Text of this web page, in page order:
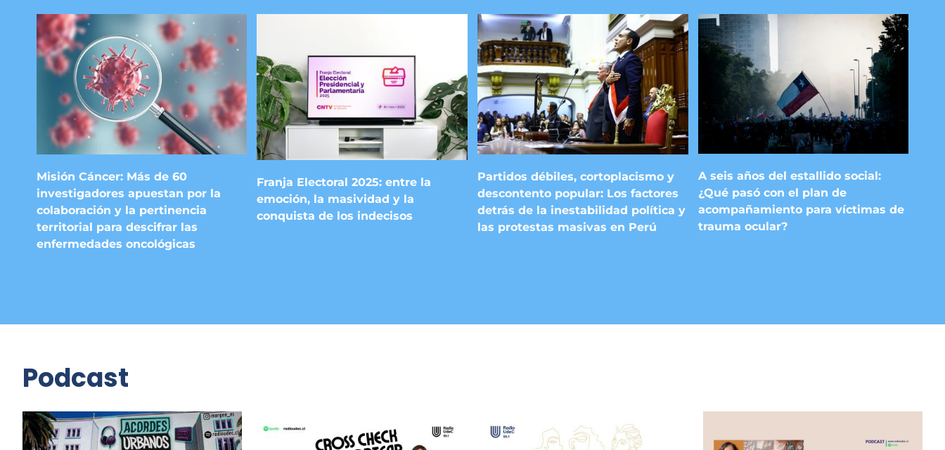
Misión Cáncer: Más de 60
investigadores apuestan por la
colaboración y la pertinencia
territorial para descifrar las
enfermedades oncológicas
Franja Electoral 2025: entre la
emoción, la masividad y la
conquista de los indecisos
Partidos débiles, cortoplacismo y
descontento popular: Los factores
detrás de la inestabilidad política y
las protestas masivas en Perú
A seis años del estallido social:
¿Qué pasó con el plan de
acompañamiento para víctimas de
trauma ocular?
Podcast